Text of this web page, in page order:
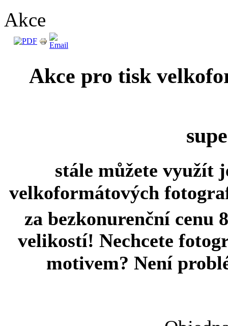
Akce
Akce pro tisk
stále můžete využít
velkoformátových
za bezkonurenční cenu
velikostí! Nechcete
motivem? Není